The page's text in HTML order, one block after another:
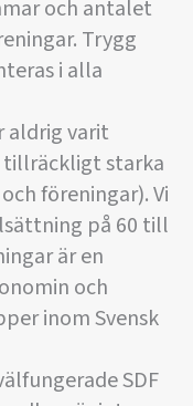
och antalet
Trygg
i alla
aldrig varit
tillräckligt starka
föreningar). Vi
på 60 till
är en
och
inom Svensk
SDF